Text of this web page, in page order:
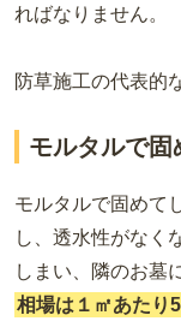
ればなりません。
防草施工の代表的
モルタルで固
モルタルで固めて
し、透水性がなく
しまい、隣のお墓
相場は１㎡あたり